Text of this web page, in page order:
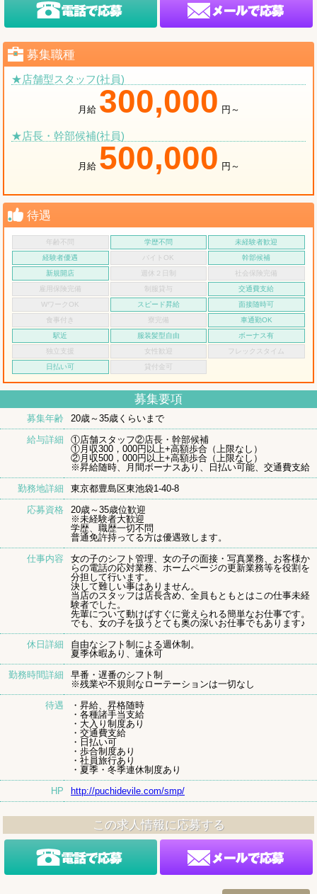
募集職種
★店舗型スタッフ(社員)
月給 300,000 円～
★店長・幹部候補(社員)
月給 500,000 円～
待遇
年齢不問 学歴不問
未経験者歓迎
経験者優遇
バイトOK
幹部候補
新規開店
週休２日制
社会保険完備
雇用保険完備
制服貸与
交通費支給
WワークOK
スピード昇給
面接随時可
食事付き
寮完備
車通勤OK
駅近
服装髪型自由
ボーナス有
独立支援
女性歓迎
フレックスタイム
日払い可
貸付金可
募集要項
募集年齢
20歳～35歳くらいまで
給与詳細
①店舗スタッフ②店長・幹部候補
①月収300，000円以上+高額歩合（上限なし）
②月収500，000円以上+高額歩合（上限なし）
※昇給随時、月間ボーナスあり、日払い可能、交通費支給
勤務地詳細
東京都豊島区東池袋1-40-8
応募資格
20歳～35歳位歓迎
※未経験者大歓迎
学歴、職歴一切不問
普通免許持ってる方は優遇致します。
仕事内容
女の子のシフト管理、女の子の面接・写真業務、お客様か
らの電話の応対業務、ホームページの更新業務等を役割を
分担して行います。
決して難しい事はありません。
当店のスタッフは店長含め、全員もともとはこの仕事未経
験者でした。
先輩について動けばすぐに覚えられる簡単なお仕事です。
でも、女の子を扱うとても奥の深いお仕事でもあります♪
休日詳細
自由なシフト制による週休制。
夏季休暇あり、連休可
勤務時間詳細
早番・遅番のシフト制
※残業や不規則なローテーションは一切なし
待遇
・昇給、昇格随時
・各種諸手当支給
・大入り制度あり
・交通費支給
・日払い可
・歩合制度あり
・社員旅行あり
・夏季・冬季連休制度あり
HP
http://puchidevile.com/smp/
この求人情報に応募する